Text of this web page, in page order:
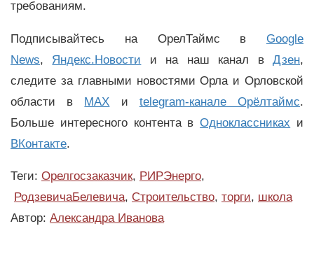
требованиям.
Подписывайтесь на ОрелТаймс в Google
News, Яндекс.Новости и на наш канал вДзен,
следите за главными новостями Орла и Орловской
области в MAX и telegram-канале Орёлтаймс.
Больше интересного контента вОдноклассниках и
ВКонтакте.
Теги: Орелгосзаказчик, РИРЭнерго,
РодзевичаБелевича, Строительство, торги, школа
Автор: Александра Иванова